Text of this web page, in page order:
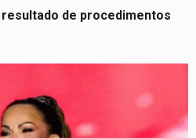
de procedimentos